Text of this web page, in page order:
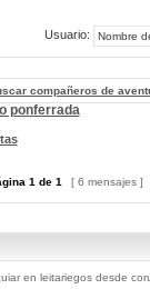
Usuario:
compañeros de
ponferrada
1 de 1 [ 6 mensajes ]
en leitariegos desde